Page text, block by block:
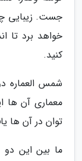
جست. زیبایی
خواهد برد تا
کنید.
شمس العماره
معماری آن ها
توان در آن ها
ما بین این